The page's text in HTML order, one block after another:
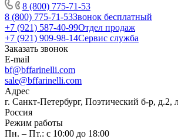
8 (800) 775-71-53
8 (800) 775-71-53Звонок бесплатный
+7 (921) 587-40-99Отдел продаж
+7 (921) 909-98-14Сервис служба
Заказать звонок
E-mail
bf@bffarinelli.com
sale@bffarinelli.com
Адрес
г. Санкт-Петербург, Поэтический б-р, д.2,
Россия
Режим работы
Пн. – Пт.: с 10:00 до 18:00